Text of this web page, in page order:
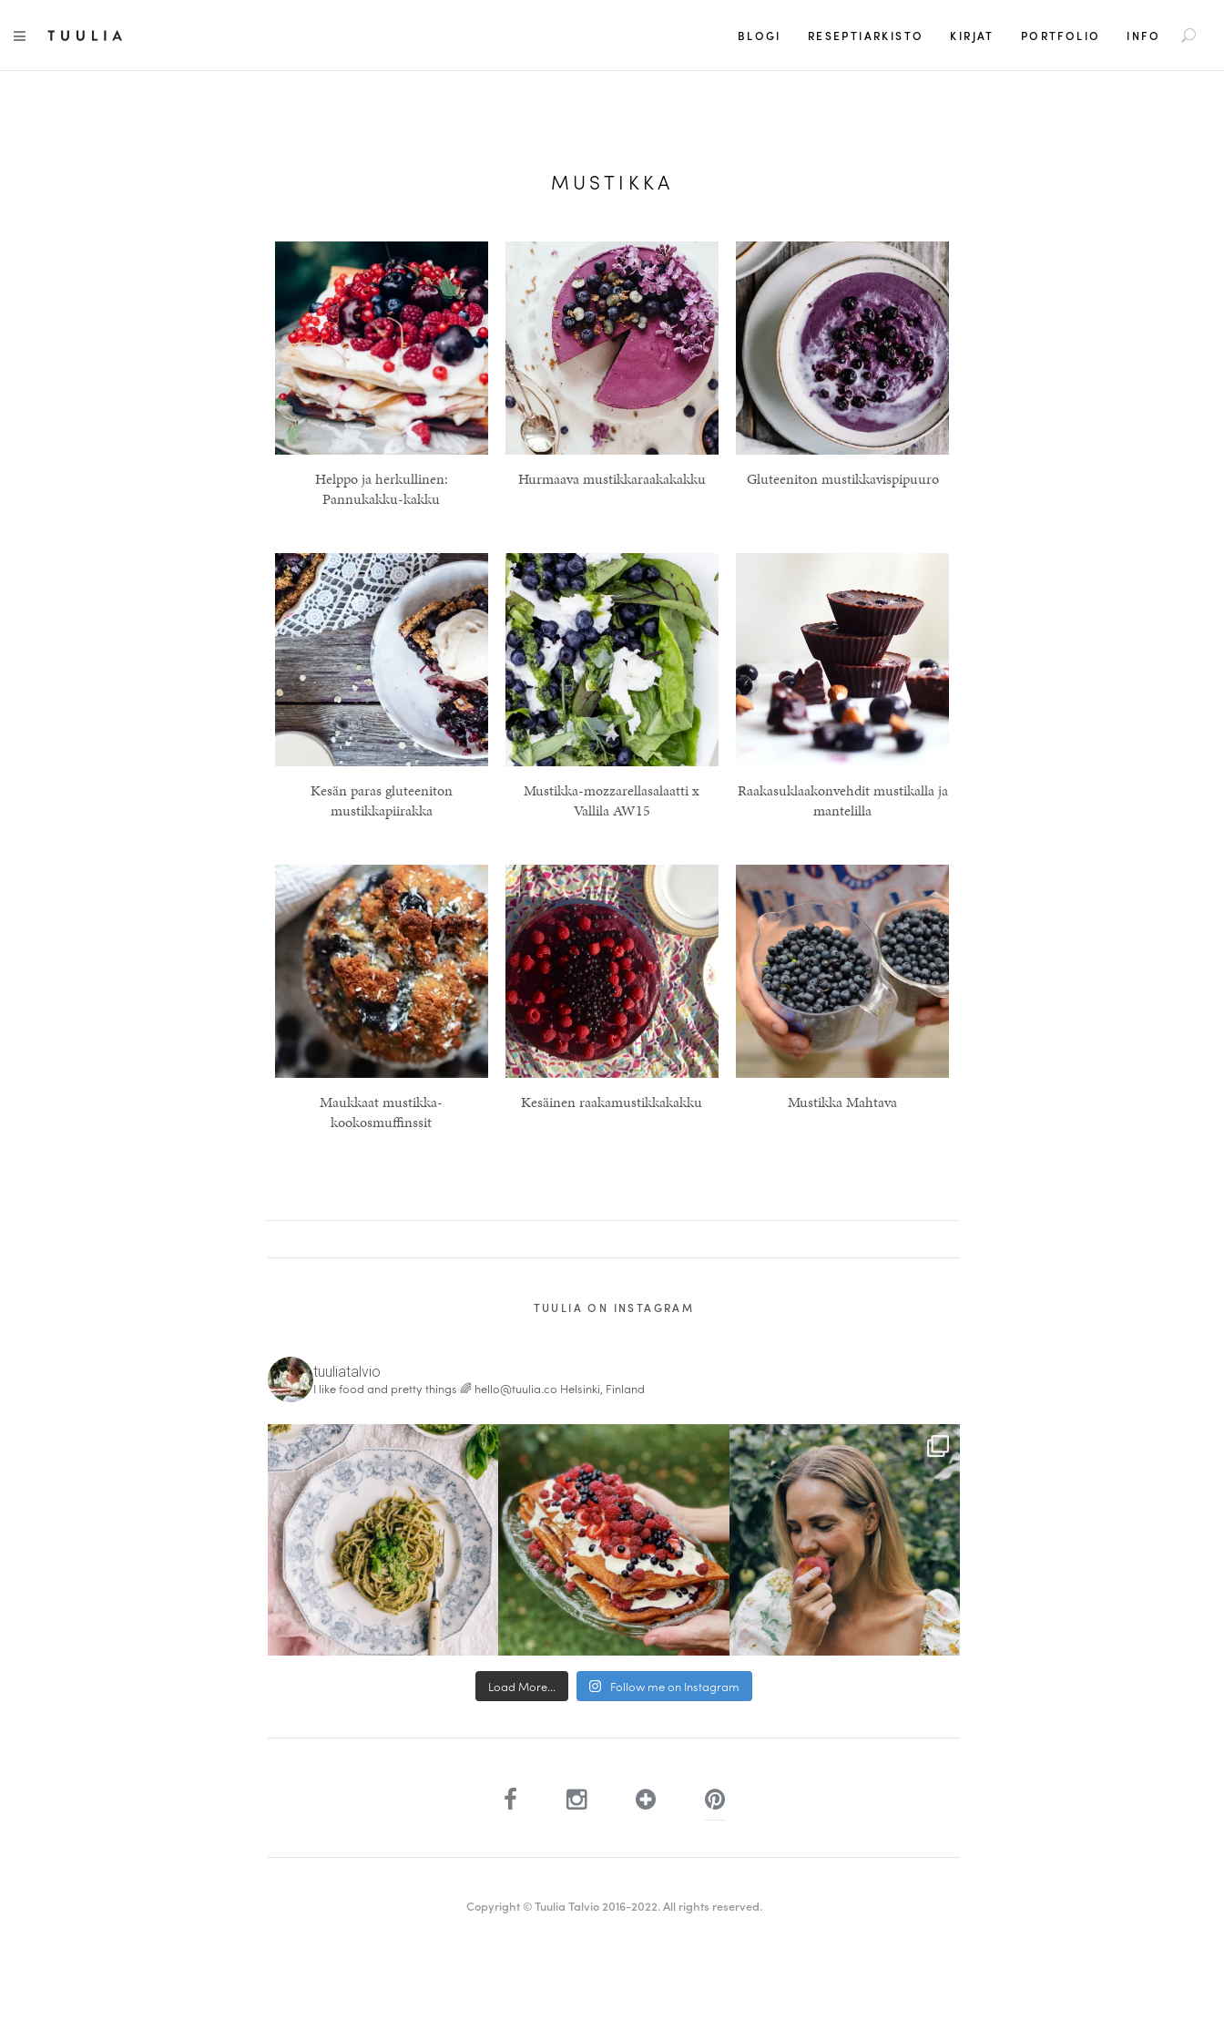
a
TOGGLE NAVIGATION BLOGI RESEPTIARKISTO KIRJAT PORTFOLIO INFO
MUSTIKKA
Helppo ja herkullinen:
Pannukakku-kakku
Hurmaava mustikkaraakakakku Gluteeniton mustikkavispipuuro
Kesän paras gluteeniton
mustikkapiirakka
Mustikka-mozzarellasalaatti x
Vallila AW15
Raakasuklaakonvehdit mustikalla ja
mantelilla
Maukkaat mustikka-
kookosmuffinssit
Kesäinen raakamustikkakakku Mustikka Mahtava
TUULIA ON INSTAGRAM
tuuliatalvio
I like food and pretty things 🌈 hello@tuulia.co Helsinki, Finland
Load More... Follow me on Instagram
Copyright © Tuulia Talvio 2016-2022. All rights reserved.